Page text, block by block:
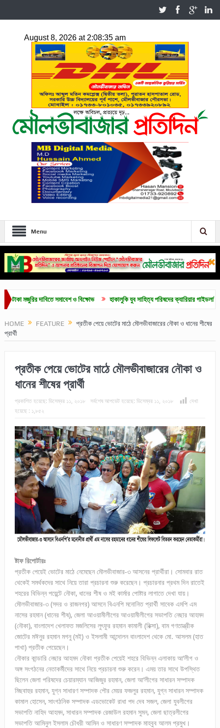
Menu
মজুরির দাবিতে সমাবেশ ও বিক্ষোভ হাকালুকি যুব সাহিত্য পরিষদের ক্যারিয়ার গাইডলাইন ও
HOME FEATURE
প্রতীক পেয়ে ভোটের মাঠে মৌলভীবাজারের নৌকা ও ধানের শীষের
প্রার্থী
প্রতীক পেয়ে ভোটের মাঠে মৌলভীবাজারের নৌকা ও
ধানের শীষের প্রার্থী
প্রকাশিত হয়েছে: ডিসেম্বর ১১, ২০১৮ সর্বশেষ আপডেট হয়েছে: ডিসেম্বর ১১, ২০১৮
দেখা
হয়েছে : ১,৮৫২
ষ্টাফ রিপোর্টারঃ
প্রতীক পেয়েই ভোটের মাঠে নেমেছেন মৌলভীবাজার-৩ আসনের প্রার্থীরা। সোমবার রাত
থেকেই সমর্থকদের সাথে নিয়ে তারা প্রচারনা শুরু করেছেন। প্রচারনার প্রথম দিন রাতেই
শহরের বিভিন্ন পয়েন্টে নৌকা, ধানের শীষ ও মই কার্মার পোষ্টার লাগাতে দেখা যায়।
মৌলভীবাজার-৩ (সদর ও রাজনগর) আসনে বিএনপি মনোনিত প্রার্থী সাবেক এমপি এম
নাসের রহমান (ধানের শীষ), জেলা আওয়ামীলীগের আওয়ামীলীগের সভাপতি নেছার আহমদ
(নৌকা), বাংলাদেশ খেলাফত মজলিসের লুৎফুর রহমান কামালী (রিক্সা), বাম গণতান্ত্রীক
জোটের মঈনুর রহমান মগনু (মই) ও ইসলামী আন্দোলন বাংলাদেশ থেকে মো. আসলম (হাত
পাখা) প্রতীক পেয়েছেন।
নৌকার কান্ডারি নেছার আহমদ নৌকা প্রতীক পেয়েই শহরে বিভিন্ন এলাকায় আ’লীগ ও
অঙ্গ সংগঠনের নেতাকর্মীদের সাথে নিয়ে প্রচারনা শুরু করেন। এময় তার সাথে উপস্থিত
ছিলেন জেলা পরিষদের চেয়ারম্যান আজিজুর রহমান, জেলা আ’লীগের সাধারন সম্পাদক
মিছবাহুর রহমান, যুগ্ন সাধারণ সম্পাদক পৌর মেয়র ফজলুর রহমান, যুগ্ন সাধারন সম্পাদক
কামাল হোসেন, সাংগঠনিক সম্পাদক এডভোকেট রাধা পদ দেব সজল, জেলা যুবলীগের
সভাপতি নাহিদ আহমদ, সাধারন সম্পাদক রেজাউল রহমান সুমন, জেলা ছাত্রলীগের
সভাপতি আমিনুল ইসলাম চৌধরী আমিন ও সাধারণ সম্পাদক মাহবুব আলম প্রমুখ।